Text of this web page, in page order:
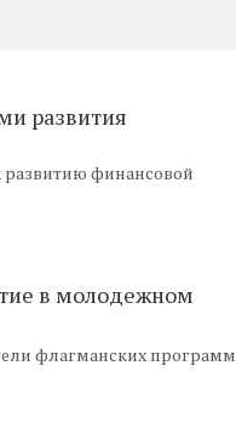
развития
развитию финансовой
в молодежном
флагманских программ